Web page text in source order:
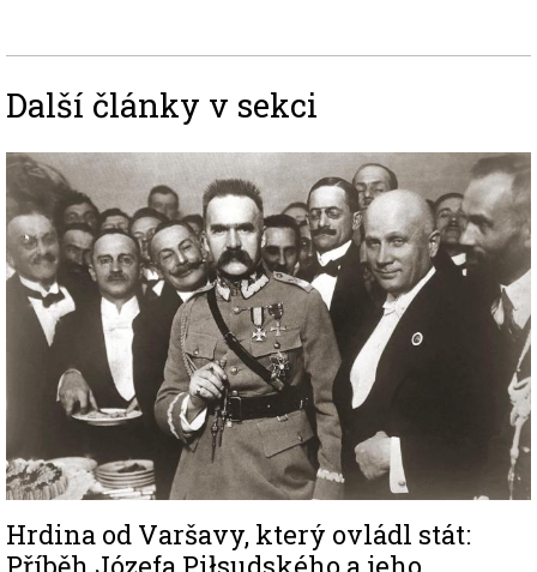
Další články v sekci
Image
Hrdina od Varšavy, který ovládl stát:
Příběh Józefa Piłsudského a jeho